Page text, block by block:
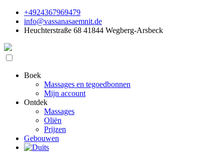
+4924367969479
info@vassanasaemnit.de
Heuchterstraße 68 41844 Wegberg-Arsbeck
Boek
Massages en tegoedbonnen
Mijn account
Ontdek
Massages
Oliën
Prijzen
Gebouwen